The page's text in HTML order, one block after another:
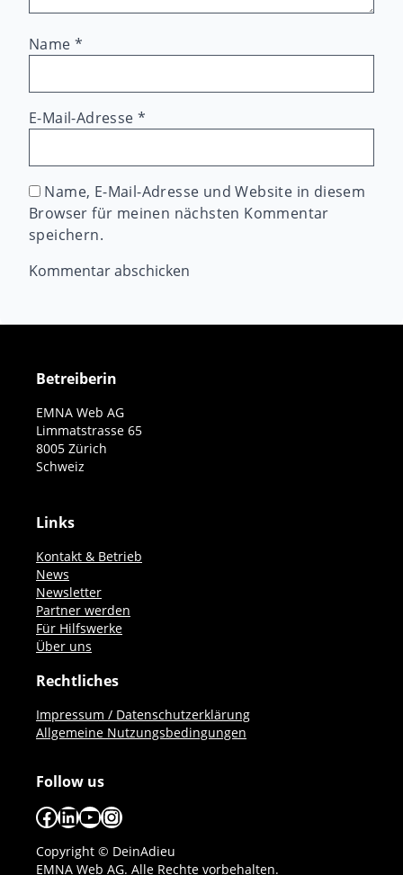
Name *
E-Mail-Adresse*
Name, E-Mail-Adresse und Website in diesem
Browser für meinen nächsten Kommentar
speichern.
Betreiberin
EMNA Web AG
Limmatstrasse 65
8005 Zürich
Schweiz
Links
Kontakt & Betrieb
News
Newsletter
Partner werden
Für Hilfswerke
Über uns
Rechtliches
Impressum / Datenschutzerklärung
Allgemeine Nutzungsbedingungen
Follow us
Facebook
LinkedIn
YouTube
Instagram
Copyright © DeinAdieu
EMNA Web AG. Alle Rechte vorbehalten.